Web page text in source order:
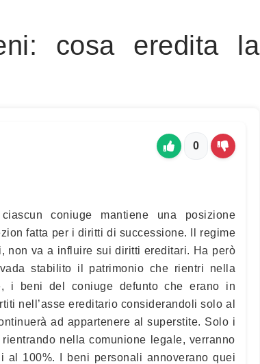
cosa eredita la
0
coniuge mantiene una posizione
fatta per i diritti di successione. Il regime
non va a influire sui diritti ereditari. Ha però
stabilito il patrimonio che rientri nella
i beni del coniuge defunto che erano in
nell’asse ereditario considerandoli solo al
ad appartenere al superstite. Solo i
nella comunione legale, verranno
al 100%. I beni personali annoverano quei